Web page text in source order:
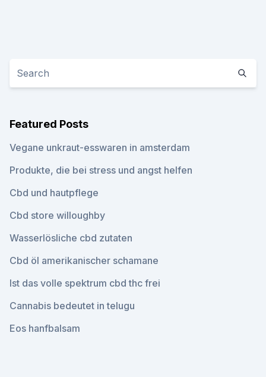
Featured Posts
Vegane unkraut-esswaren in amsterdam
Produkte, die bei stress und angst helfen
Cbd und hautpflege
Cbd store willoughby
Wasserlösliche cbd zutaten
Cbd öl amerikanischer schamane
Ist das volle spektrum cbd thc frei
Cannabis bedeutet in telugu
Eos hanfbalsam